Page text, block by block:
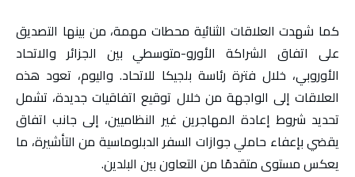
كما شهدت العلاقات الثنائية محطات مهمة، من بينها التصديق
على اتفاق الشراكة الأورو-متوسطي بين الجزائر والاتحاد
الأوروبي، خلال فترة رئاسة بلجيكا للاتحاد. واليوم، تعود هذه
العلاقات إلى الواجهة من خلال توقيع اتفاقيات جديدة، تشمل
تحديد شروط إعادة المهاجرين غير النظاميين، إلى جانب اتفاق
يقضي بإعفاء حاملي جوازات السفر الدبلوماسية من التأشيرة، ما
يعكس مستوى متقدمًا من التعاون بين البلدين.